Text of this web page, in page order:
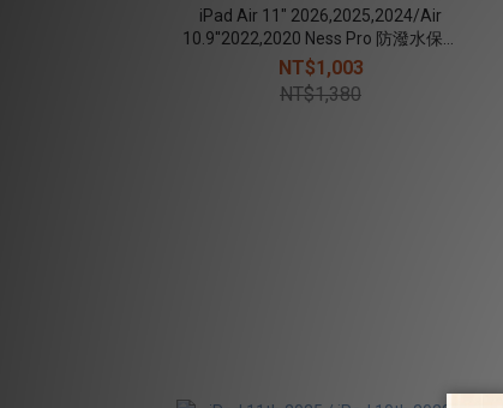
iPad Air 11" 2026,2025,2024/Air
10.9''2022,2020 Ness Pro 防潑水保護
殼(磁扣)
NT$1,003
NT$1,380